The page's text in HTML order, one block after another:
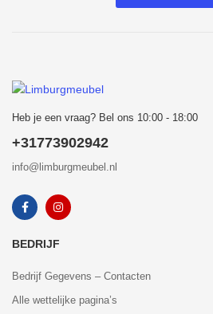
Heb je een vraag? Bel ons 10:00 - 18:00
+31773902942
info@limburgmeubel.nl
BEDRIJF
Bedrijf Gegevens – Contacten
Alle wettelijke pagina’s